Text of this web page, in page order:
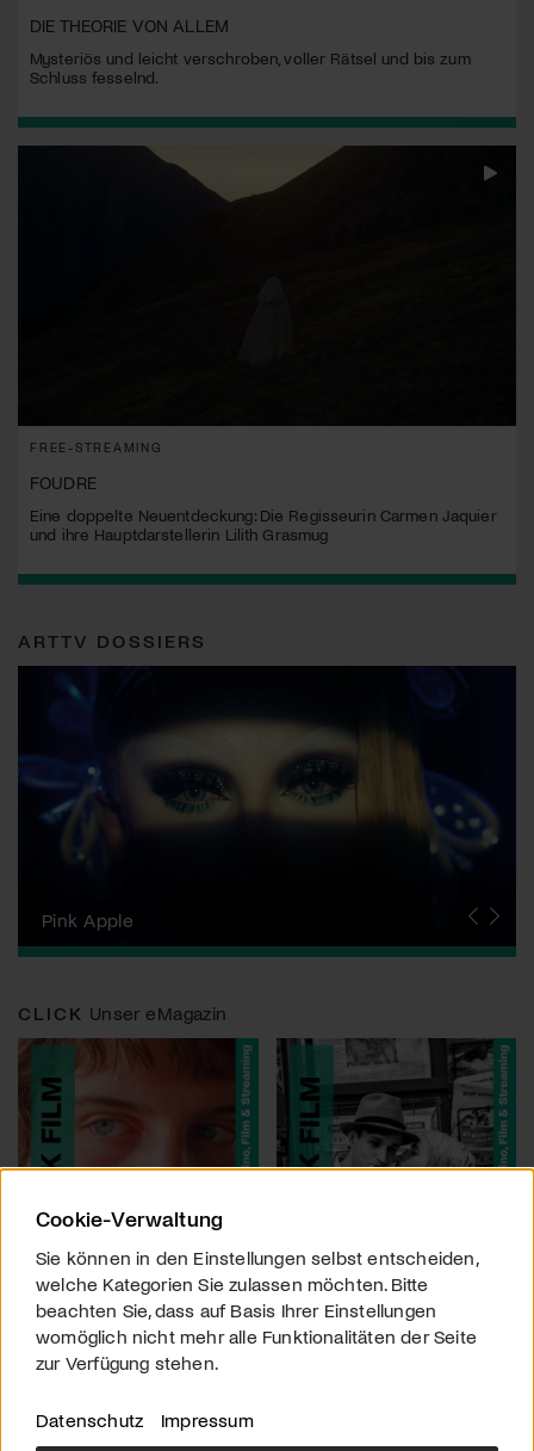
DIE THEORIE VON ALLEM
Mysteriös und leicht verschroben, voller Rätsel und bis zum
Schluss fesselnd.
FREE-STREAMING
FOUDRE
Eine doppelte Neuentdeckung: Die Regisseurin Carmen Jaquier
und ihre Hauptdarstellerin Lilith Grasmug
ARTTV DOSSIERS
Zurich Film Festival
Pink Apple
Locarno Film Festival
Human Rights Film Festival Zurich
Yesh! Neues aus der jüdischen Filmwelt
Neuchâtel International Fantastic Film Festival
Visions du Réel
Berlinale
Solothurner Filmtage
Geneva International Film Festival
CLICK Unser eMagazin
Cookie-Verwaltung
Sie können in den Einstellungen selbst entscheiden,
welche Kategorien Sie zulassen möchten. Bitte
beachten Sie, dass auf Basis Ihrer Einstellungen
womöglich nicht mehr alle Funktionalitäten der Seite
zur Verfügung stehen.
Datenschutz Impressum